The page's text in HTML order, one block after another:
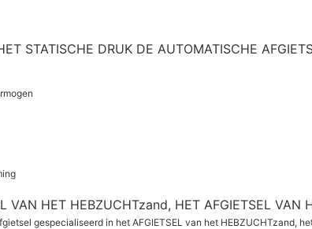
STATISCHE DRUK DE AUTOMATISCHE
VAN HET HEBZUCHTzand, HET AFGIETSEL
gespecialiseerd in het AFGIETSEL van het HEBZUCHTzand,